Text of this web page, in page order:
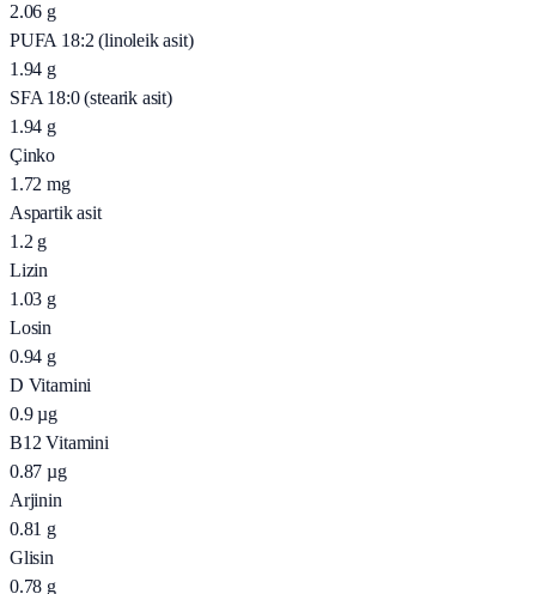
2.06 g
PUFA 18:2 (linoleik asit)
1.94 g
SFA 18:0 (stearik asit)
1.94 g
Çinko
1.72 mg
Aspartik asit
1.2 g
Lizin
1.03 g
Losin
0.94 g
D Vitamini
0.9 µg
B12 Vitamini
0.87 µg
Arjinin
0.81 g
Glisin
0.78 g